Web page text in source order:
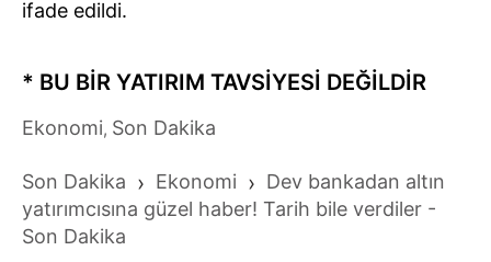
ifade edildi.
* BU BİR YATIRIM TAVSİYESİ DEĞİLDİR
Ekonomi, Son Dakika
Son Dakika › Ekonomi › Dev bankadan altın
yatırımcısına güzel haber! Tarih bile verdiler -
Son Dakika